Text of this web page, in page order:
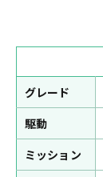
グレード
駆動
ミッション